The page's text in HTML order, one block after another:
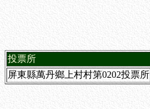
投票所
屏東縣萬丹鄉上村村第0202投票所